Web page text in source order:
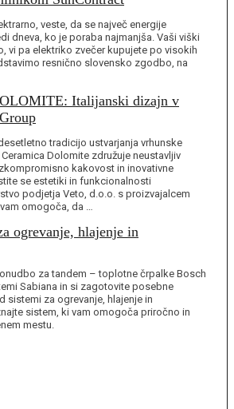
veste, da se največ energije
dneva, ko je poraba najmanjša. Vaši viški
vi pa elektriko zvečer kupujete po visokih
resnično slovensko zgodbo, na
Italijanski dizajn v
tradicijo ustvarjanja vrhunske
Dolomite združuje neustavljiv
kakovost in inovativne
se estetiki in funkcionalnosti
podjetja Veto, d.o.o. s proizvajalcem
omogoča, da …
ogrevanje, hlajenje in
za tandem – toplotne črpalke Bosch
Sabiana in si zagotovite posebne
sistemi za ogrevanje, hlajenje in
sistem, ki vam omogoča priročno in
mestu.